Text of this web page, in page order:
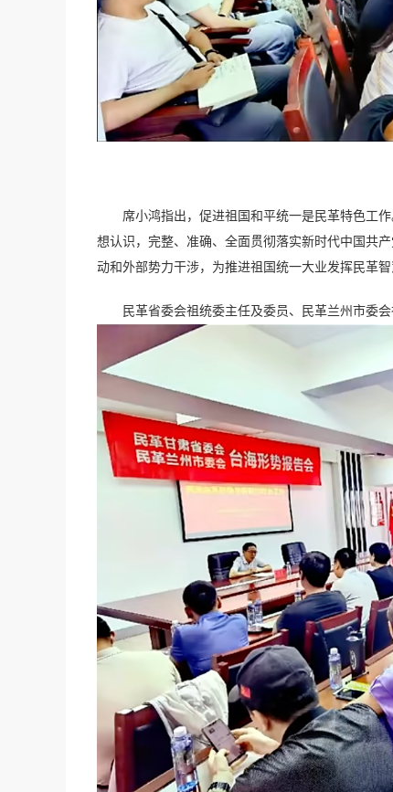
席小鸿指出，促进祖国和平统一是民革特色工
想认识，完整、准确、全面贯彻落实新时代中国共
动和外部势力干涉，为推进祖国统一大业发挥民革智
民革省委会祖统委主任及委员、民革兰州市委